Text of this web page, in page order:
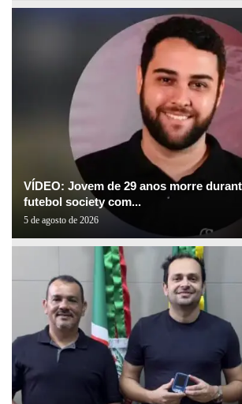
VÍDEO: Jovem de 29 anos morre
futebol society com...
5 de agosto de 2026